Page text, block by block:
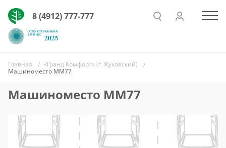
8 (4912) 777-777
Главная
«Гранд Комфорт» (г. Жуковский)
Машиноместо ММ77
Машиноместо ММ77